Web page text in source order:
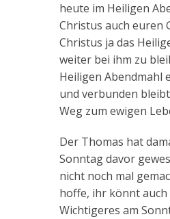
heute im Heiligen
Christus auch euren
Christus ja das
weiter bei ihm zu
Heiligen Abendmahl
und verbunden
Weg zum ewigen
Der Thomas hat
Sonntag davor
nicht noch mal
hoffe, ihr könnt auch
Wichtigeres am